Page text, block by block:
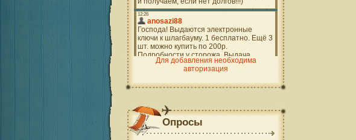
Для добавления необходима
авторизация
Опросы